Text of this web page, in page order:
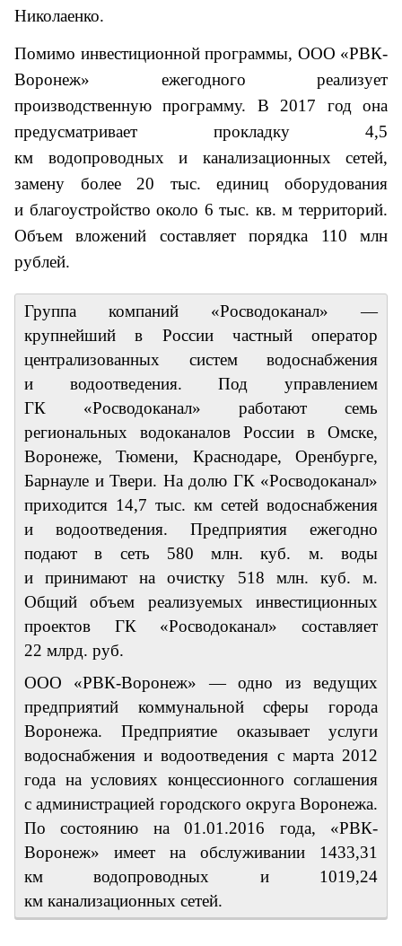
Николаенко.
Помимо инвестиционной программы, ООО «РВК-
Воронеж» ежегодного реализует
производственную программу. В 2017 год она
предусматривает прокладку 4,5
км водопроводных и канализационных сетей,
замену более 20 тыс. единиц оборудования
и благоустройство около 6 тыс. кв. м территорий.
Объем вложений составляет порядка 110 млн
рублей.
Группа компаний «Росводоканал» —
крупнейший в России частный оператор
централизованных систем водоснабжения
и водоотведения. Под управлением
ГК «Росводоканал» работают семь
региональных водоканалов России в Омске,
Воронеже, Тюмени, Краснодаре, Оренбурге,
Барнауле и Твери. На долю ГК «Росводоканал»
приходится 14,7 тыс. км сетей водоснабжения
и водоотведения. Предприятия ежегодно
подают в сеть 580 млн. куб. м. воды
и принимают на очистку 518 млн. куб. м.
Общий объем реализуемых инвестиционных
проектов ГК «Росводоканал» составляет
22 млрд. руб.
ООО «РВК-Воронеж» — одно из ведущих
предприятий коммунальной сферы города
Воронежа. Предприятие оказывает услуги
водоснабжения и водоотведения с марта 2012
года на условиях концессионного соглашения
с администрацией городского округа Воронежа.
По состоянию на 01.01.2016 года, «РВК-
Воронеж» имеет на обслуживании 1433,31
км водопроводных и 1019,24
км канализационных сетей.